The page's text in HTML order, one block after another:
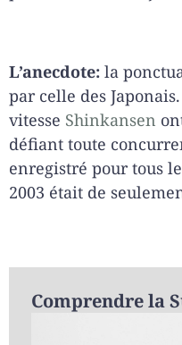
L’anecdote: la
par celle des
vitesse Shinkansen
défiant toute
enregistré pour tous
2003 était de
Comprendre la